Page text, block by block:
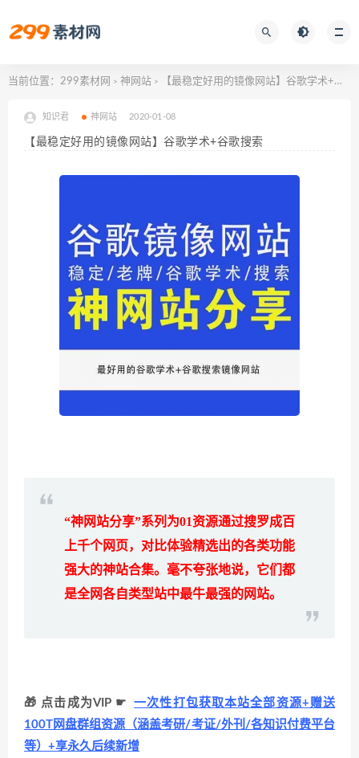
当前位置： 299素材网 > 神网站 > 【最稳定好用的镜像网站】谷歌学术+谷歌搜索
知识君 神网站 2020-01-08
【最稳定好用的镜像网站】谷歌学术+谷歌搜索
“神网站分享”系列为01资源通过搜罗成百
上千个网页，对比体验精选出的各类功能
强大的神站合集。毫不夸张地说，它们都
是全网各自类型站中最牛最强的网站。
🎁 点击成为VIP ☛
一次性打包获取本站全部资源+赠送
100T网盘群组资源（涵盖考研/考证/外刊/各知识付费平台
等）+享永久后续新增